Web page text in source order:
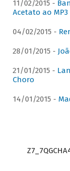
11/02/2015 -
Acetato ao
04/02/2015 -
28/01/2015 -
21/01/2015 -
Choro
14/01/2015 -